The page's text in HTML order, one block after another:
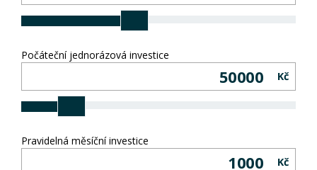
Počáteční jednorázová investice
Kč
Pravidelná měsíční investice
Kč